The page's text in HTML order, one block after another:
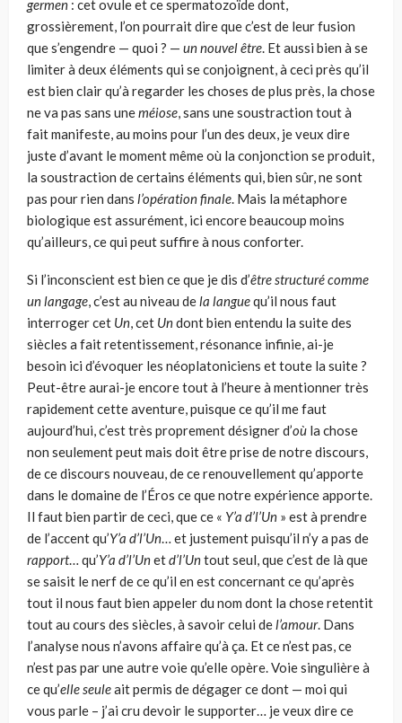
germen : cet ovule et ce spermatozoïde dont,
grossièrement, l’on pourrait dire que c’est de leur fusion
que s’engendre — quoi ? — un nouvel être. Et aussi bien à se
limiter à deux éléments qui se conjoignent, à ceci près qu’il
est bien clair qu’à regarder les choses de plus près, la chose
ne va pas sans uneméiose, sans une soustraction tout à
fait manifeste, au moins pour l’un des deux, je veux dire
juste d’avant le moment même où la conjonction se produit,
la soustraction de certains éléments qui, bien sûr, ne sont
pas pour rien dans l’opération finale. Mais la métaphore
biologique est assurément, ici encore beaucoup moins
qu’ailleurs, ce qui peut suffire à nous conforter.
Si l’inconscient est bien ce que je dis d’être structuré comme
un langage, c’est au niveau dela languequ’il nous faut
interroger cet Un, cet Undont bien entendu la suite des
siècles a fait retentissement, résonance infinie, ai-je
besoin ici d’évoquer les néoplatoniciens et toute la suite ?
Peut-être aurai-je encore tout à l’heure à mentionner très
rapidement cette aventure, puisque ce qu’il me faut
aujourd’hui, c’est très proprement désigner d’où la chose
non seulement peut mais doit être prise de notre discours,
de ce discours nouveau, de ce renouvellement qu’apporte
dans le domaine de l’Éros ce que notre expérience apporte.
Il faut bien partir de ceci, que ce « Y’a d’l’Un » est à prendre
de l’accent qu’Y’a d’l’Un… et justement puisqu’il n’y a pas de
rapport… qu’Y’a d’l’Unetd’l’Untout seul, que c’est de là que
se saisit le nerf de ce qu’il en est concernant ce qu’après
tout il nous faut bien appeler du nom dont la chose retentit
tout au cours des siècles, à savoir celui del’amour. Dans
l’analyse nous n’avons affaire qu’à ça. Et ce n’est pas, ce
n’est pas par une autre voie qu’elle opère. Voie singulière à
ce qu’elle seuleait permis de dégager ce dont — moi qui
vous parle – j’ai cru devoir le supporter… je veux dire ce